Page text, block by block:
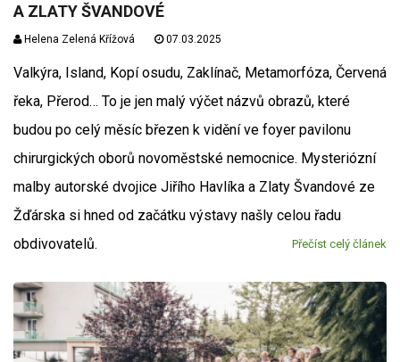
A ZLATY ŠVANDOVÉ
Helena Zelená Křížová 07.03.2025
Valkýra, Island, Kopí osudu, Zaklínač, Metamorfóza, Červená
řeka, Přerod… To je jen malý výčet názvů obrazů, které
budou po celý měsíc březen k vidění ve foyer pavilonu
chirurgických oborů novoměstské nemocnice. Mysteriózní
malby autorské dvojice Jiřího Havlíka a Zlaty Švandové ze
Žďárska si hned od začátku výstavy našly celou řadu
obdivovatelů.
Přečíst celý článek